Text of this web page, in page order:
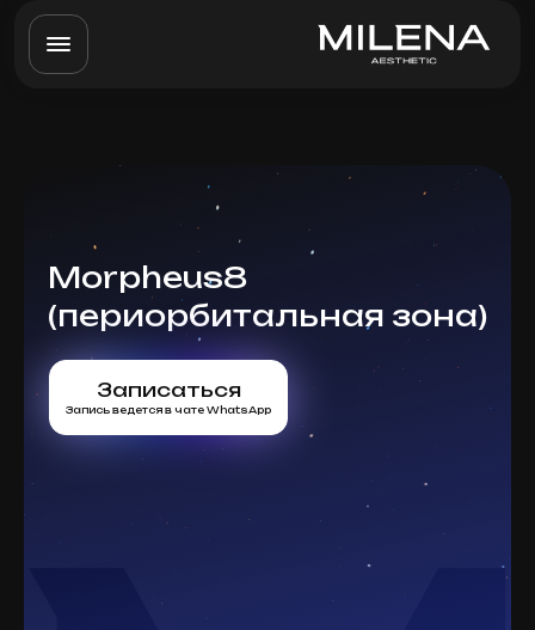
Morpheus8
(периорбитальная зона)
Записаться
Запись ведется в чате WhatsApp